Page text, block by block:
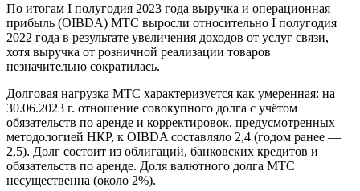
По итогам I полугодия 2023 года выручка и операционная
прибыль (OIBDA) МТС выросли относительно I полугодия
2022 года в результате увеличения доходов от услуг связи,
хотя выручка от розничной реализации товаров
незначительно сократилась.
Долговая нагрузка МТС характеризуется как умеренная: на
30.06.2023 г. отношение совокупного долга с учётом
обязательств по аренде и корректировок, предусмотренных
методологией НКР, к OIBDA составляло 2,4 (годом ранее —
2,5). Долг состоит из облигаций, банковских кредитов и
обязательств по аренде. Доля валютного долга МТС
несущественна (около 2%).